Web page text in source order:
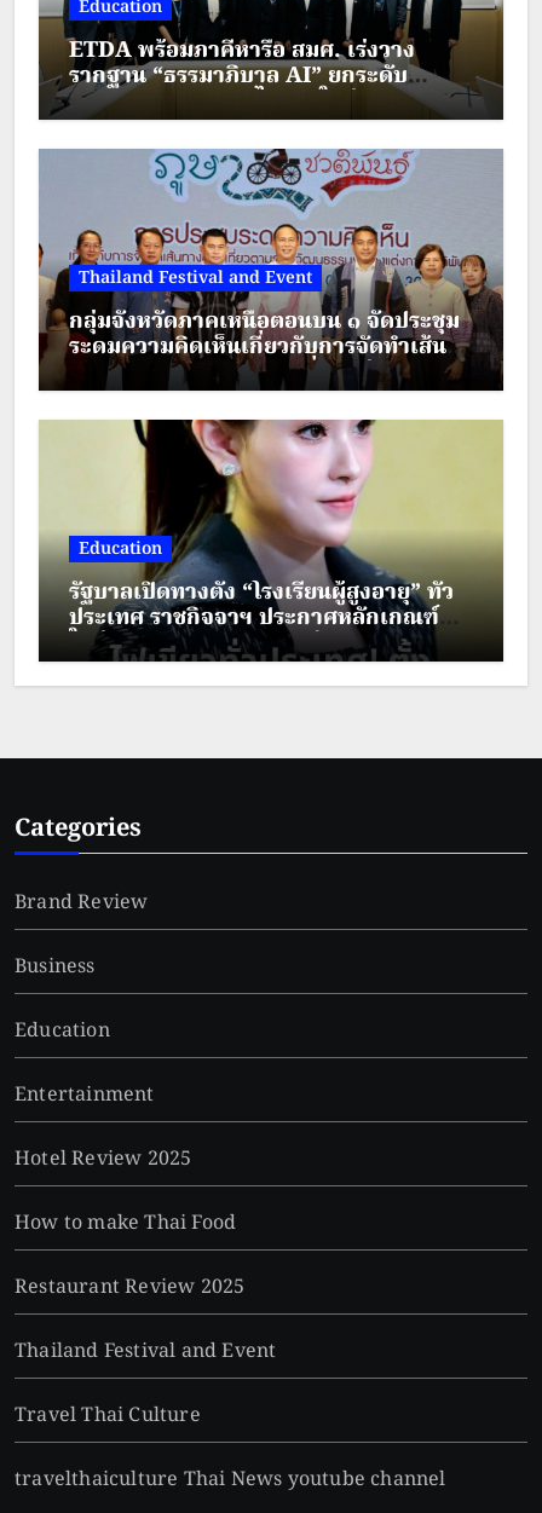
Education
ETDA พร้อมภาคีหารือ สมศ. เร่งวาง
รากฐาน “ธรรมาภิบาล AI” ยกระดับ
มาตรฐานการศึกษาไทยยุคใหม่
Thailand Festival and Event
กลุ่มจังหวัดภาคเหนือตอนบน ๑ จัดประชุม
ระดมความคิดเห็นเกี่ยวกับการจัดทำเส้น
ทางตามรอยวัฒนธรรมเครื่องแต่งกาย
ชาติพันธุ์ ภายใต้โครงการส่งเสริมการท่อง
เที่ยวชาติพันธุ์สีสันแห่งล้านนา
Education
รัฐบาลเปิดทางตั้ง “โรงเรียนผู้สูงอายุ” ทั่ว
ประเทศ ราชกิจจาฯ ประกาศหลักเกณฑ์
ใหม่ ยกระดับคุณภาพชีวิตผู้สูงวัย
Categories
Brand Review
Business
Education
Entertainment
Hotel Review 2025
How to make Thai Food
Restaurant Review 2025
Thailand Festival and Event
Travel Thai Culture
travelthaiculture Thai News youtube channel